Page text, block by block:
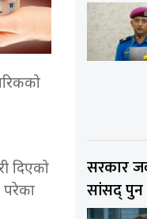
दिएको
परेका
सरकार
सांसद् पुन